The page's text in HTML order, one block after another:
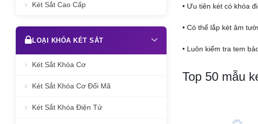
Két Sắt Cao Cấp
LOẠI KHÓA KÉT SẮT
Két Sắt Khóa Cơ
Két Sắt Khóa Cơ Đổi Mã
Két Sắt Khóa Điện Tử
• Ưu tiên két có khóa
• Có thể lắp két âm
• Luôn kiểm tra tem
Top 50 mẫu